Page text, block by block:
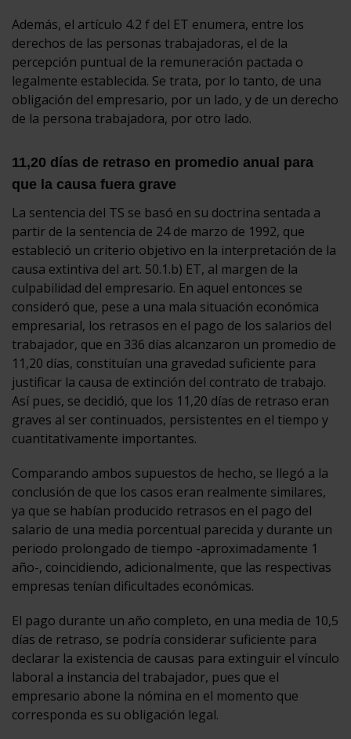
Además, el artículo 4.2 f del ET enumera, entre los
derechos de las personas trabajadoras, el de la
percepción puntual de la remuneración pactada o
legalmente establecida. Se trata, por lo tanto, de una
obligación del empresario, por un lado, y de un derecho
de la persona trabajadora, por otro lado.
11,20 días de retraso en promedio anual para
que la causa fuera grave
La sentencia del TS se basó en su doctrina sentada a
partir de la sentencia de 24 de marzo de 1992, que
estableció un criterio objetivo en la interpretación de la
causa extintiva del art. 50.1.b) ET, al margen de la
culpabilidad del empresario. En aquel entonces se
consideró que, pese a una mala situación económica
empresarial, los retrasos en el pago de los salarios del
trabajador, que en 336 días alcanzaron un promedio de
11,20 días, constituían una gravedad suficiente para
justificar la causa de extinción del contrato de trabajo.
Así pues, se decidió, que los 11,20 días de retraso eran
graves al ser continuados, persistentes en el tiempo y
cuantitativamente importantes.
Comparando ambos supuestos de hecho, se llegó a la
conclusión de que los casos eran realmente similares,
ya que se habían producido retrasos en el pago del
salario de una media porcentual parecida y durante un
periodo prolongado de tiempo -aproximadamente 1
año-, coincidiendo, adicionalmente, que las respectivas
empresas tenían dificultades económicas.
El pago durante un año completo, en una media de 10,5
días de retraso, se podría considerar suficiente para
declarar la existencia de causas para extinguir el vínculo
laboral a instancia del trabajador, pues que el
empresario abone la nómina en el momento que
corresponda es su obligación legal.